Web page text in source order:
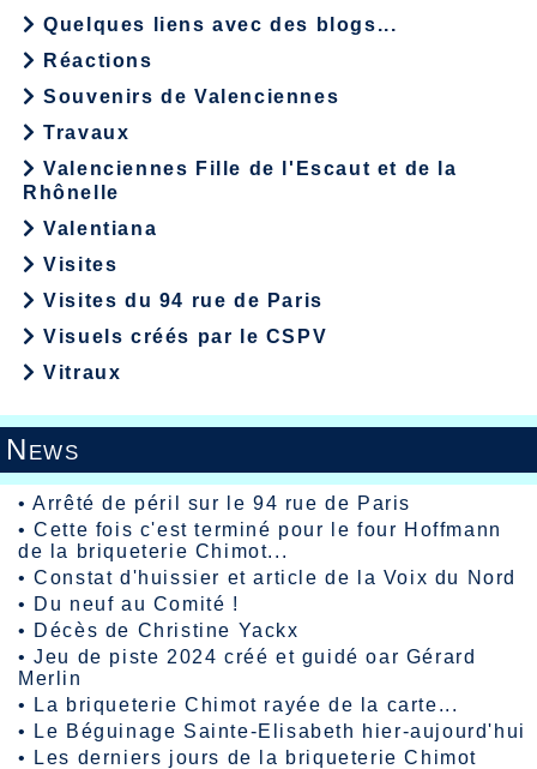
Quelques liens avec des blogs...
Réactions
Souvenirs de Valenciennes
Travaux
Valenciennes Fille de l'Escaut et de la
Rhônelle
Valentiana
Visites
Visites du 94 rue de Paris
Visuels créés par le CSPV
Vitraux
News
•Arrêté de péril sur le 94 rue de Paris
•Cette fois c'est terminé pour le four Hoffmann
de la briqueterie Chimot...
•Constat d'huissier et article de la Voix du Nord
• Du neuf au Comité !
• Décès de Christine Yackx
•Jeu de piste 2024 créé et guidé oar Gérard
Merlin
•
La briqueterie Chimot rayée de la carte...
•
Le Béguinage Sainte-Elisabeth hier-aujourd'hui
•
Les derniers jours de la briqueterie Chimot